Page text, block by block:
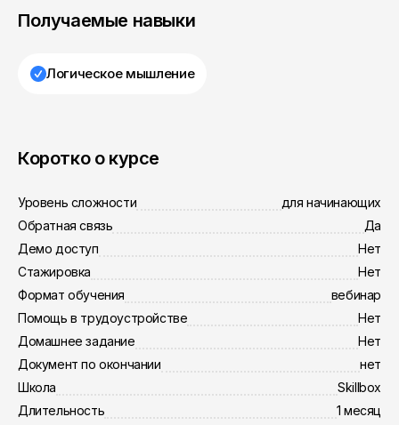
Получаемые навыки
Логическое мышление
Коротко о курсе
Уровень сложности
для начинающих
Обратная связь
Да
Демо доступ
Нет
Стажировка
Нет
Формат обучения
вебинар
Помощь в трудоустройстве
Нет
Домашнее задание
Нет
Документ по окончании
нет
Школа
Skillbox
Длительность
1 месяц